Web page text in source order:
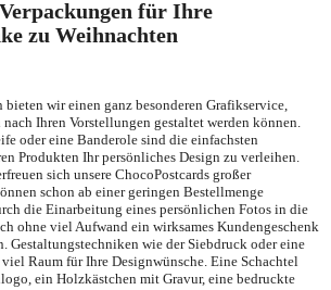
für Ihre
zu Weihnachten
bieten wir einen ganz besonderen Grafikservice,
nach Ihren Vorstellungen gestaltet werden können.
oder eine Banderole sind die einfachsten
Produkten Ihr persönliches Design zu verleihen.
sich unsere ChocoPostcards großer
schon ab einer geringen Bestellmenge
die Einarbeitung eines persönlichen Fotos in die
ohne viel Aufwand ein wirksames Kundengeschenk
Gestaltungstechniken wie der Siebdruck oder eine
Raum für Ihre Designwünsche. Eine Schachtel
ein Holzkästchen mit Gravur, eine bedruckte